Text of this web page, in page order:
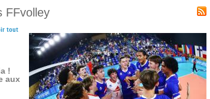
CORONAVIRUS
FFvolley
tout
!
aux